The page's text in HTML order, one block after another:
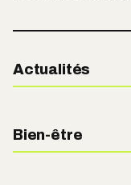
Actualités
Bien-être